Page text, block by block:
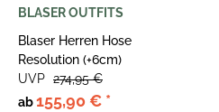
BLASER OUTFITS
Blaser Herren Hose
Resolution (+6cm)
ab155,90 € *
UVP 274,95 €